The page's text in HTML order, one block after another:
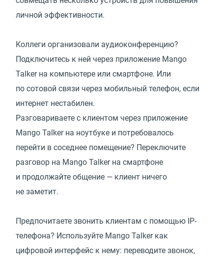
личной эффективности.
Коллеги организовали аудиоконференцию?
Подключитесь к ней через приложение Mango
Talker на компьютере или смартфоне. Или
по сотовой связи через мобильный телефон, если
интернет нестабилен.
Разговариваете с клиентом через приложение
Mango Talker на ноутбуке и потребовалось
перейти в соседнее помещение? Переключите
разговор на Mango Talker на смартфоне
и продолжайте общение — клиент ничего
не заметит.
Предпочитаете звонить клиентам с помощью IP-
телефона? Используйте Mango Talker как
цифровой интерфейс к нему: переводите звонок,